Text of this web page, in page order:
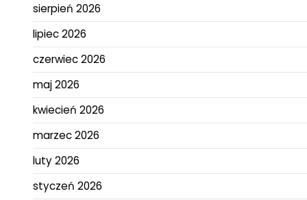
sierpień 2026
lipiec 2026
czerwiec 2026
maj 2026
kwiecień 2026
marzec 2026
luty 2026
styczeń 2026